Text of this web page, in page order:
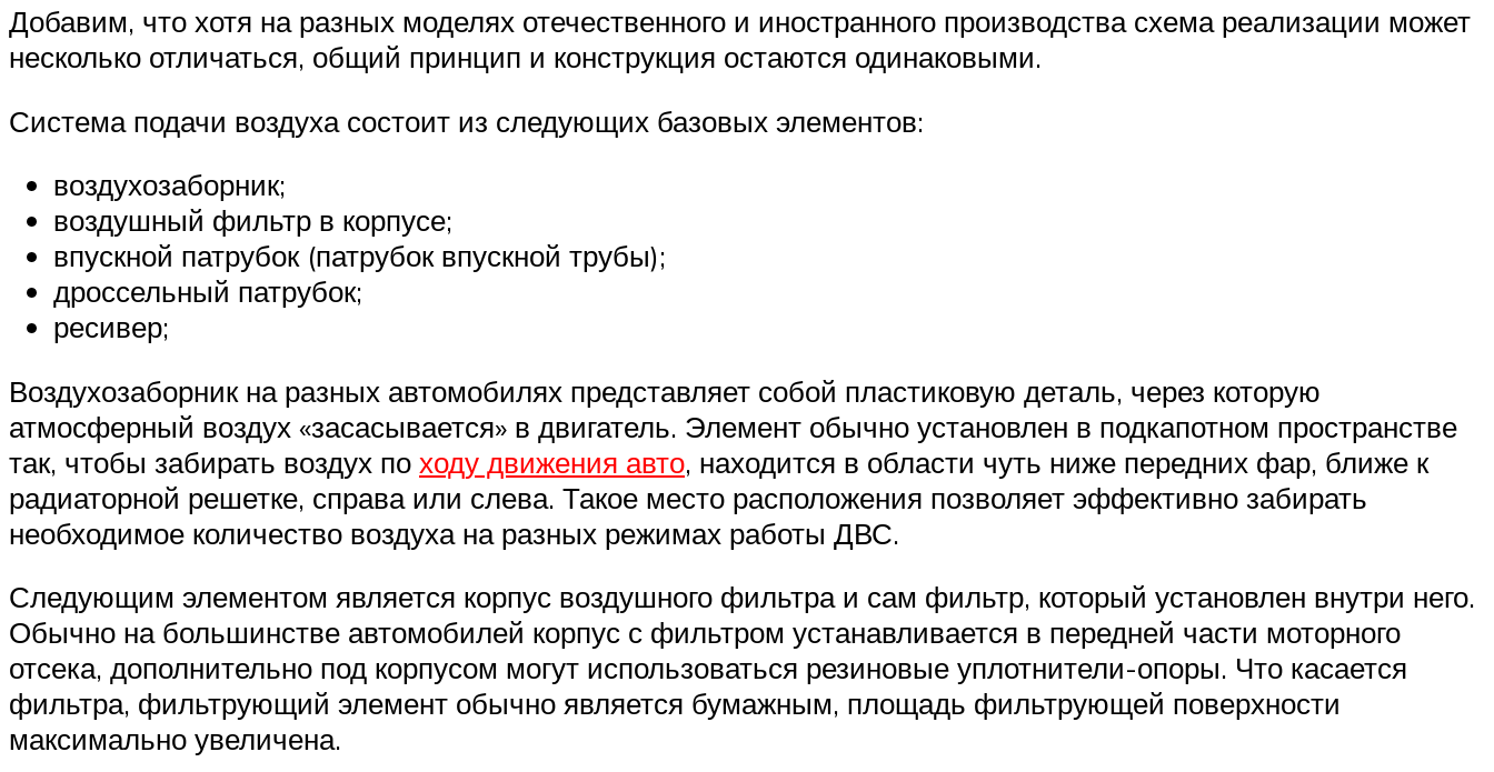
Добавим, что хотя на разных моделях отечественного и иностранного производства схема реализации может
несколько отличаться, общий принцип и конструкция остаются одинаковыми.
Система подачи воздуха состоит из следующих базовых элементов:
воздухозаборник;
воздушный фильтр в корпусе;
впускной патрубок (патрубок впускной трубы);
дроссельный патрубок;
ресивер;
Воздухозаборник на разных автомобилях представляет собой пластиковую деталь, через которую
атмосферный воздух «засасывается» в двигатель. Элемент обычно установлен в подкапотном пространстве
так, чтобы забирать воздух по ходу движения авто, находится в области чуть ниже передних фар, ближе к
радиаторной решетке, справа или слева. Такое место расположения позволяет эффективно забирать
необходимое количество воздуха на разных режимах работы ДВС.
Следующим элементом является корпус воздушного фильтра и сам фильтр, который установлен внутри него.
Обычно на большинстве автомобилей корпус с фильтром устанавливается в передней части моторного
отсека, дополнительно под корпусом могут использоваться резиновые уплотнители-опоры. Что касается
фильтра, фильтрующий элемент обычно является бумажным, площадь фильтрующей поверхности
максимально увеличена.